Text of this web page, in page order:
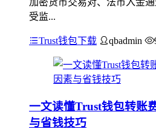
加密货币交易对、法币入金
受监...
Trust钱包下载 qbadmin
一文读懂Trust钱包转账
与省钱技巧